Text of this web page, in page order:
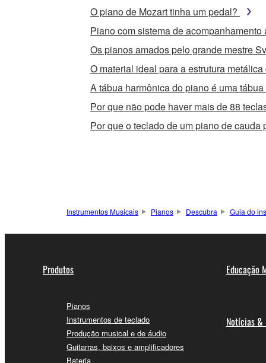
O piano de Mozart tinha um pedal?
Piano com sistema de
Os pianos amados pelo grande mestre
O material ideal para a estrutura
A tábua harmônica do piano é uma
Por que não pode haver mais de 88
Por que o teclado de um piano de
Instrumentos Musicais Pianos Descubra Guia do
Produtos
Pianos
Instrumentos de teclado
Produção musical e de áudio
Guitarras, baixos e amplificadores
Bateria
Educação
Notícias &